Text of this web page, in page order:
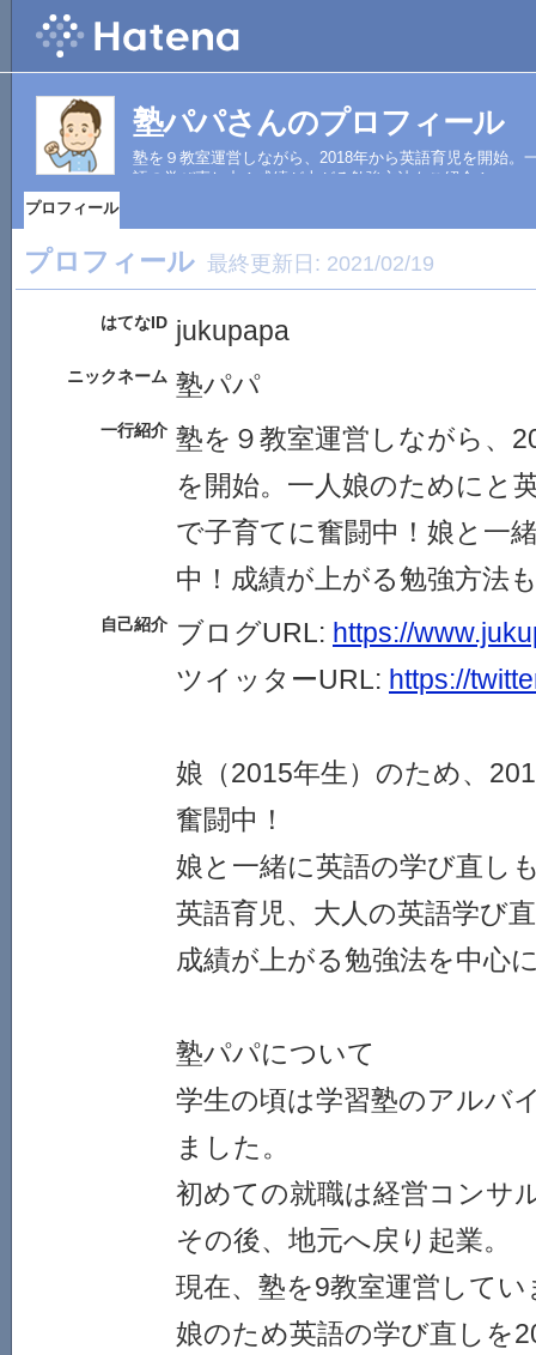
塾パパさんのプロフィール
塾を９教室運営しながら、2018年から英語育児を開始
語の学び直し中！成績が上がる勉強方法もご紹介！
プロフィール
プロフィール 最終更新日: 2021/02/19
はてなID jukupapa
ニックネーム 塾パパ
一行紹介 塾を９教室運営しながら、
を開始。一人娘のためにと
で子育てに奮闘中！娘と一
中！成績が上がる勉強方法
自己紹介 ブログURL: https://
ツイッターURL: https://
娘（2015年生）のため、
奮闘中！
娘と一緒に英語の学び直し
英語育児、大人の英語学び
成績が上がる勉強法を中心
塾パパについて
学生の頃は学習塾のアルバ
ました。
初めての就職は経営コンサ
その後、地元へ戻り起業。
現在、塾を9教室運営してい
娘のため英語の学び直しを